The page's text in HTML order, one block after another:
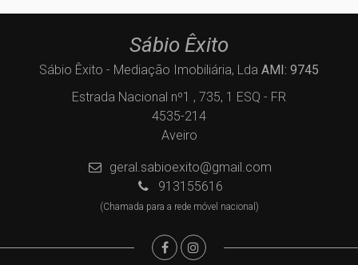
Sábio Êxito
Sábio Êxito - Mediação Imobiliária, Lda AMI: 9745
Estrada Nacional nº1 , 735, 1 ESQ - FR
4535-214
Aveiro
geral.sabioexito@gmail.com
913155616
(Chamada para a rede móvel nacional)